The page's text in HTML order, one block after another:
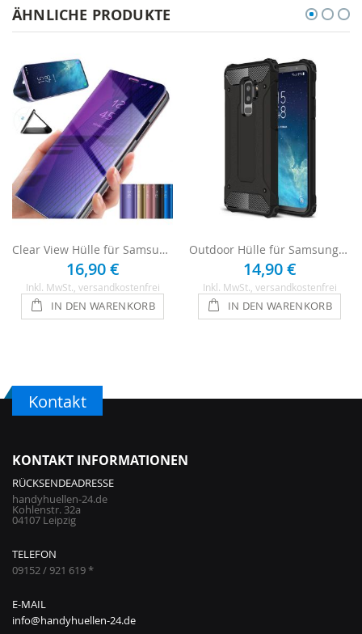
ÄHNLICHE PRODUKTE
Clear View Hülle für Samsung Galaxy A6
16,90 €
Inkl. MwSt. , versandkostenfrei
IN DEN WARENKORB
Outdoor Hülle für Samsung Galaxy A6 - Schwarz
14,90 €
Inkl. MwSt. , versandkostenfrei
IN DEN WARENKORB
Kontakt
KONTAKT INFORMATIONEN
RÜCKSENDEADRESSE
handyhuellen-24.de
Kohlenstr. 32a
04107 Leipzig
TELEFON
09152 / 921 619 *
E-MAIL
info@handyhuellen-24.de